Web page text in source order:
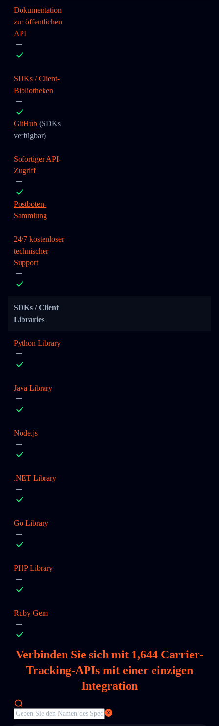
Dokumentation
zur öffentlichen
API
SDKs / Client-
Bibliotheken
GitHub (SDKs
verfügbar)
Sofortiger API-
Zugriff
Postboten-
Sammlung
24/7 kostenloser
technischer
Support
SDKs / Client
Libraries
Python Library
Java Library
Node.js
.NET Library
Go Library
PHP Library
Ruby Gem
Verbinden Sie sich mit 1,644 Carrier-
Tracking-APIs mit einer einzigen
Integration